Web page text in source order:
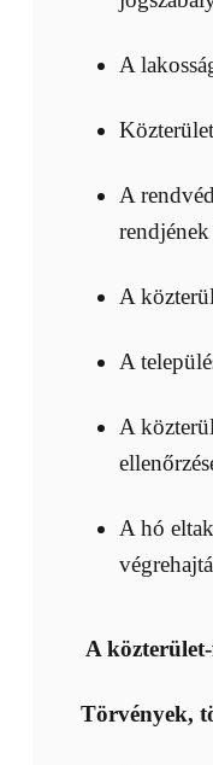
A
A
A
A
A
A hó
A
Törvények,